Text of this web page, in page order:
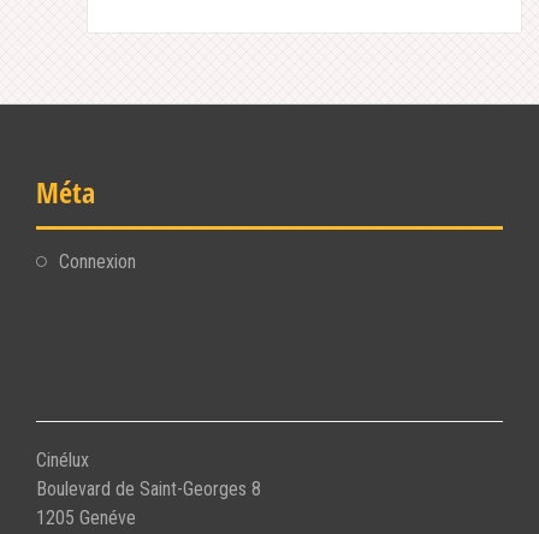
Méta
Connexion
Cinélux
Boulevard de Saint-Georges 8
1205 Genéve